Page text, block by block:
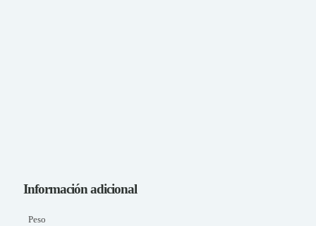
Información adicional
Peso